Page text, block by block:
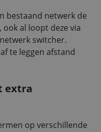
bestaand netwerk de
al loopt deze via
switcher.
te leggen afstand
extra
op verschillende